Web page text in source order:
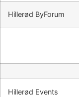
Hillerød ByForum
Hillerød Events